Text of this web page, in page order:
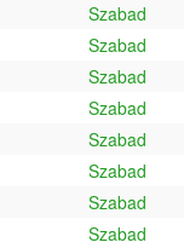
Szabad
Szabad
Szabad
Szabad
Szabad
Szabad
Szabad
Szabad